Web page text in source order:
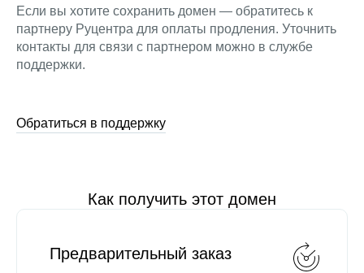
Если вы хотите сохранить домен — обратитесь к
партнеру Руцентра для оплаты продления. Уточнить
контакты для связи с партнером можно в службе
поддержки.
Обратиться в поддержку
Как получить этот домен
Предварительный заказ